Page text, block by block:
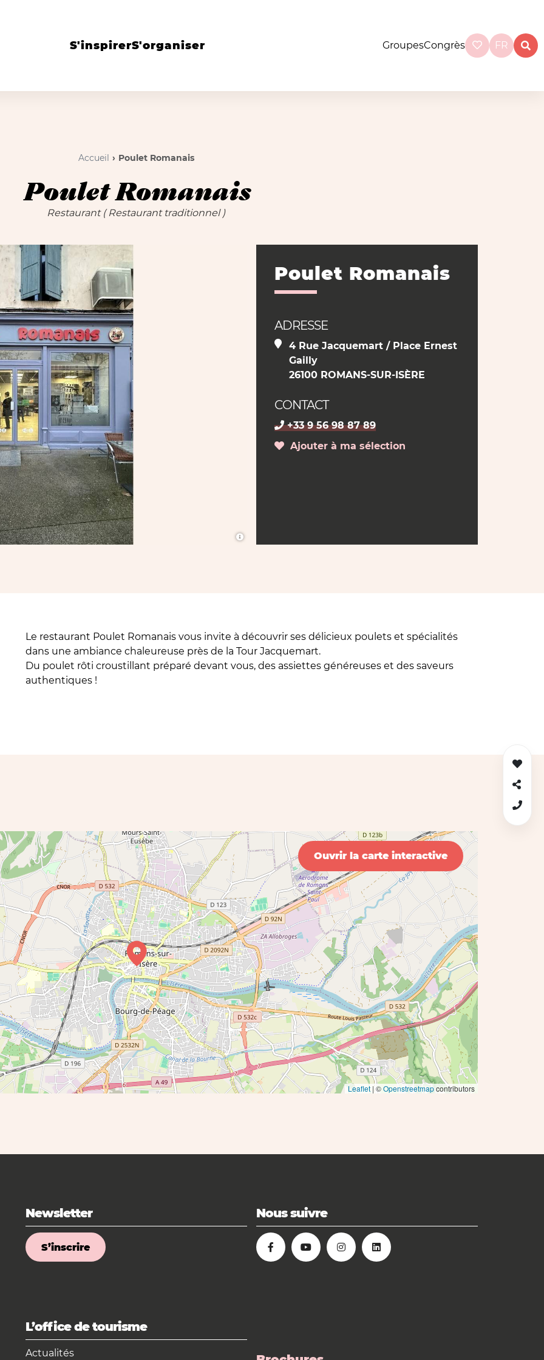
S'inspirerS'organiser GroupesCongrès FR
Accueil Poulet Romanais
Poulet Romanais
Restaurant ( Restaurant traditionnel )
Poulet Romanais
ADRESSE
4 Rue Jacquemart / Place Ernest
Gailly
26100 ROMANS-SUR-ISÈRE
CONTACT
+33 9 56 98 87 89
Ajouter à ma sélection
Le restaurant Poulet Romanais vous invite à découvrir ses délicieux poulets et spécialités
dans une ambiance chaleureuse près de la Tour Jacquemart.
Du poulet rôti croustillant préparé devant vous, des assiettes généreuses et des saveurs
authentiques !
Ouvrir la carte interactive
Leaflet| ©Openstreetmapcontributors
Newsletter
S’inscrire
Nous suivre
L’office de tourisme
Actualités